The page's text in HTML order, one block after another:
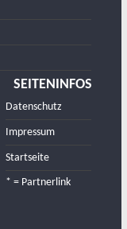
SEITENINFOS
Datenschutz
Impressum
Startseite
* = Partnerlink